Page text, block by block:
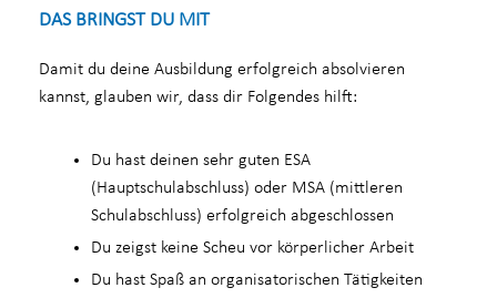
DAS BRINGST DU MIT
Damit du deine Ausbildung erfolgreich absolvieren
kannst, glauben wir, dass dir Folgendes hilft:
Du hast deinen sehr guten ESA
(Hauptschulabschluss) oder MSA (mittleren
Schulabschluss) erfolgreich abgeschlossen
Du zeigst keine Scheu vor körperlicher Arbeit
Du hast Spaß an organisatorischen Tätigkeiten